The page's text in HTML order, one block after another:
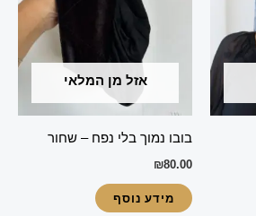
אזל מן המלאי
בובו נמוך בלי נפח – שחור
₪80.00
מידע נוסף